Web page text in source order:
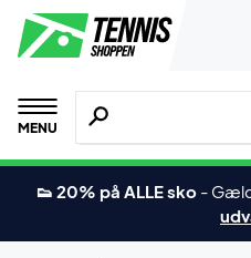
MENU
Søg efter produkter,
👟 20% på ALLE sko -